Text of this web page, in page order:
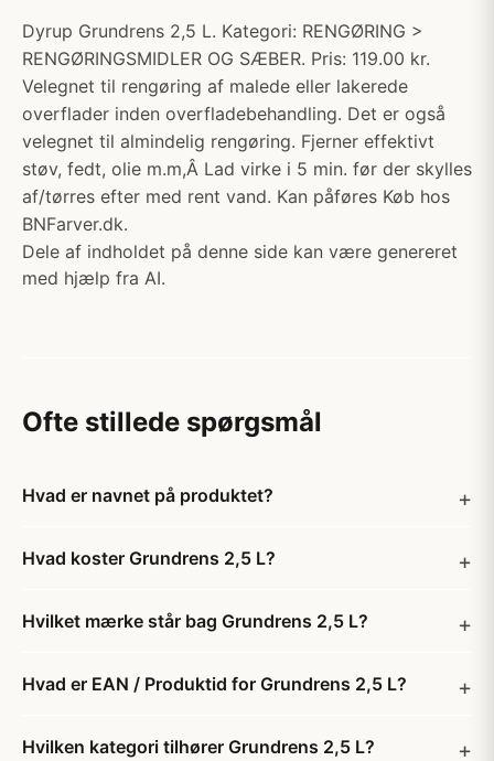
Dyrup Grundrens 2,5 L. Kategori: RENGØRING >
RENGØRINGSMIDLER OG SÆBER. Pris: 119.00 kr.
Velegnet til rengøring af malede eller lakerede
overflader inden overfladebehandling. Det er også
velegnet til almindelig rengøring. Fjerner effektivt
støv, fedt, olie m.m,Â Lad virke i 5 min. før der skylles
af/tørres efter med rent vand. Kan påføres Køb hos
BNFarver.dk.
Dele af indholdet på denne side kan være genereret
med hjælp fra AI.
Ofte stillede spørgsmål
Hvad er navnet på produktet?
Hvad koster Grundrens 2,5 L?
Hvilket mærke står bag Grundrens 2,5 L?
Hvad er EAN / Produktid for Grundrens 2,5 L?
Hvilken kategori tilhører Grundrens 2,5 L?